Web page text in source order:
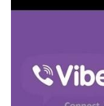
Tiêu chuẩn,
Chọn ngôn ngữ